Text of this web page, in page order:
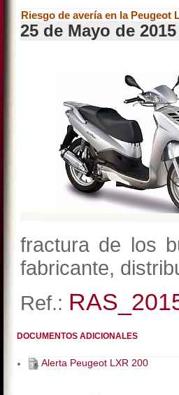
Riesgo de avería en la Peugeot
25 de Mayo de 2015
fractura de los
fabricante,
Ref.:
DOCUMENTOS ADICIONALES
Alerta Peugeot LXR 200